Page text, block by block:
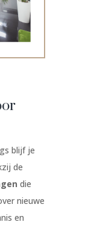
blijf je
de
die
nieuwe
en